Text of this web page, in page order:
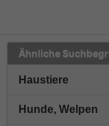
Ähnliche
Haustiere
Hunde, Welpen